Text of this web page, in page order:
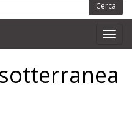
Cerca